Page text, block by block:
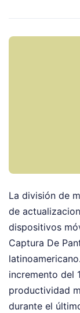
La división de
de
dispositivos
Captura De
incremento del
productividad
durante el